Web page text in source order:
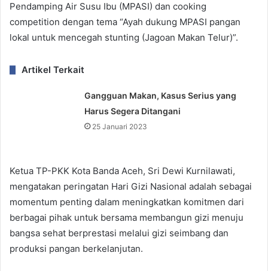
Pendamping Air Susu Ibu (MPASI) dan cooking
competition dengan tema “Ayah dukung MPASI pangan
lokal untuk mencegah stunting (Jagoan Makan Telur)”.
Artikel Terkait
Gangguan Makan, Kasus Serius yang
Harus Segera Ditangani
25 Januari 2023
Ketua TP-PKK Kota Banda Aceh, Sri Dewi Kurnilawati,
mengatakan peringatan Hari Gizi Nasional adalah sebagai
momentum penting dalam meningkatkan komitmen dari
berbagai pihak untuk bersama membangun gizi menuju
bangsa sehat berprestasi melalui gizi seimbang dan
produksi pangan berkelanjutan.